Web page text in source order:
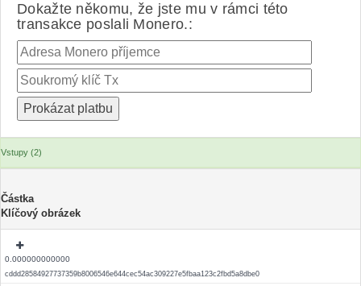
Dokažte někomu, že jste mu v rámci této
transakce poslali Monero.:
Vstupy (2)
Částka
Klíčový obrázek
0.000000000000
cddd28584927737359b8006546e644cec54ac309227e5fbaa123c2fbd5a8dbe0